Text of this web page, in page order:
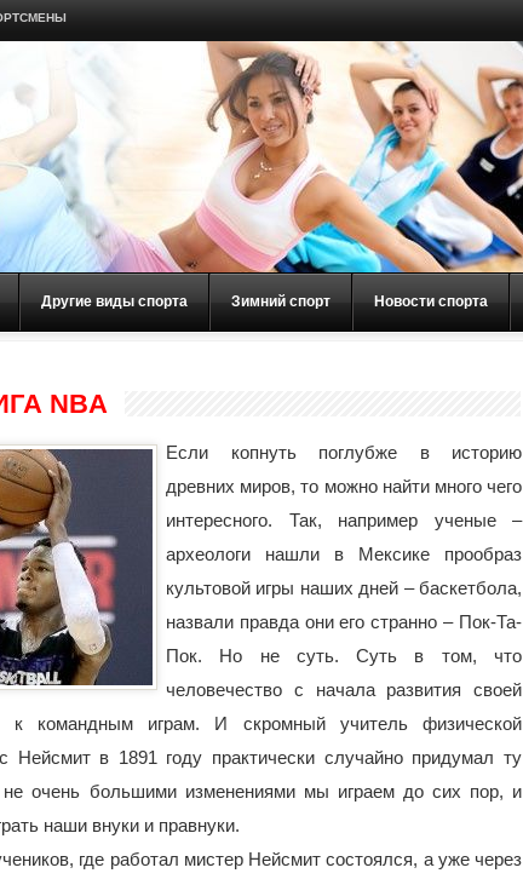
Другие виды спорта Зимний спорт Новости спорта
NBA
Если копнуть поглубже в историю
древних миров, то можно найти много чего
интересного. Так, например ученые –
археологи нашли в Мексике прообраз
культовой игры наших дней – баскетбола,
назвали правда они его странно – Пок-Та-
Пок. Но не суть. Суть в том, что
человечество с начала развития своей
к командным играм. И скромный учитель физической
в 1891 году практически случайно придумал ту
очень большими изменениями мы играем до сих пор, и
наши внуки и правнуки.
где работал мистер Нейсмит состоялся, а уже через